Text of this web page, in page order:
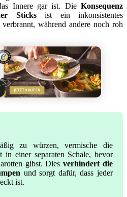
Innere gar ist. Die Konsequenz
Sticksist ein inkonsistentes
während andere noch roh
zu würzen, vermische die
in einer separaten Schale, bevor
gibst. Diesverhindert die
und sorgt dafür, dass jeder
ist.